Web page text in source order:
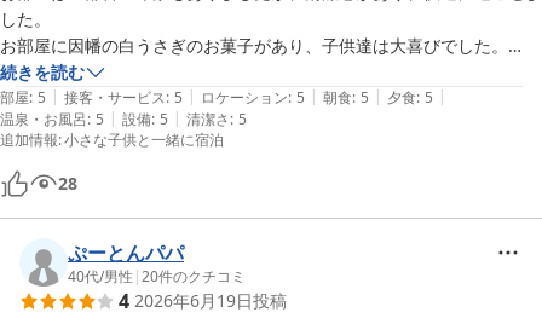
した。
お部屋に因幡の白うさぎのお菓子があり、子供達は大喜びでした。
旅館の食事は子供達は、好きではないんですが、今回はグラタン、揚げ
物など子供達が好きなメニューがあり美味しいとよく食べました。終わ
りに出てきたトウモロコシご飯は最高に美味しかったです。デザートも
美味しくって料理が自慢の宿だけありました！
お風呂は、他の人と被らず貸切ではいれました。また、機会があった
ら、ぜひ泊まりたいと思います。
続きを読む
部屋: 5 | 接客・サービス: 5 | ロケーション: 5 | 朝食: 5 | 夕食: 5 |
温泉・お風呂: 5 | 設備: 5 | 清潔さ: 5
追加情報:小さな子供と一緒に宿泊
28
ぷーとんパパ
40代/男性 |20件のクチコミ
4 2026年6月19日投稿